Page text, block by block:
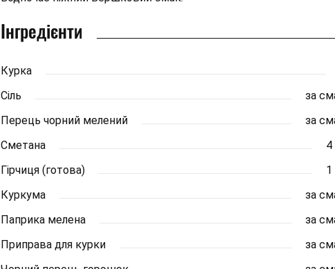
Інгредієнти
Курка
Сіль
за
Перець чорний мелений
за
Сметана
4
Гірчиця (готова)
1
Куркума
за
Паприка мелена
за
Приправа для курки
за